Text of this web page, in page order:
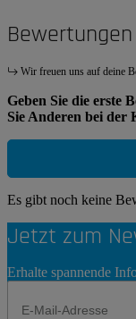
Bewertungen
Wir freuen uns auf deine
Geben Sie die erste
Sie Anderen bei der
Es gibt noch keine
Jetzt zum
Erhalte spannende